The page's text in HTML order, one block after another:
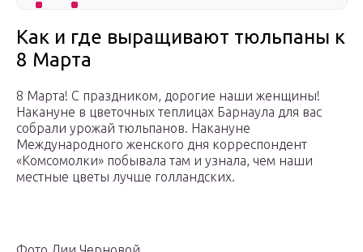
Как и где выращивают тюльпаны к
8 Марта
8 Марта! С праздником, дорогие наши женщины!
Накануне в цветочных теплицах Барнаула для вас
собрали урожай тюльпанов. Накануне
Международного женского дня корреспондент
«Комсомолки» побывала там и узнала, чем наши
местные цветы лучше голландских.